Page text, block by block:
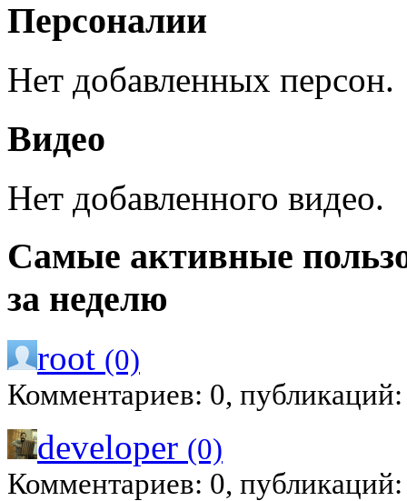
Персоналии
Нет добавленных персон.
Видео
Нет добавленного видео.
Самые активные
за неделю
root (0)
Комментариев: 0,
developer (0)
Комментариев: 0,